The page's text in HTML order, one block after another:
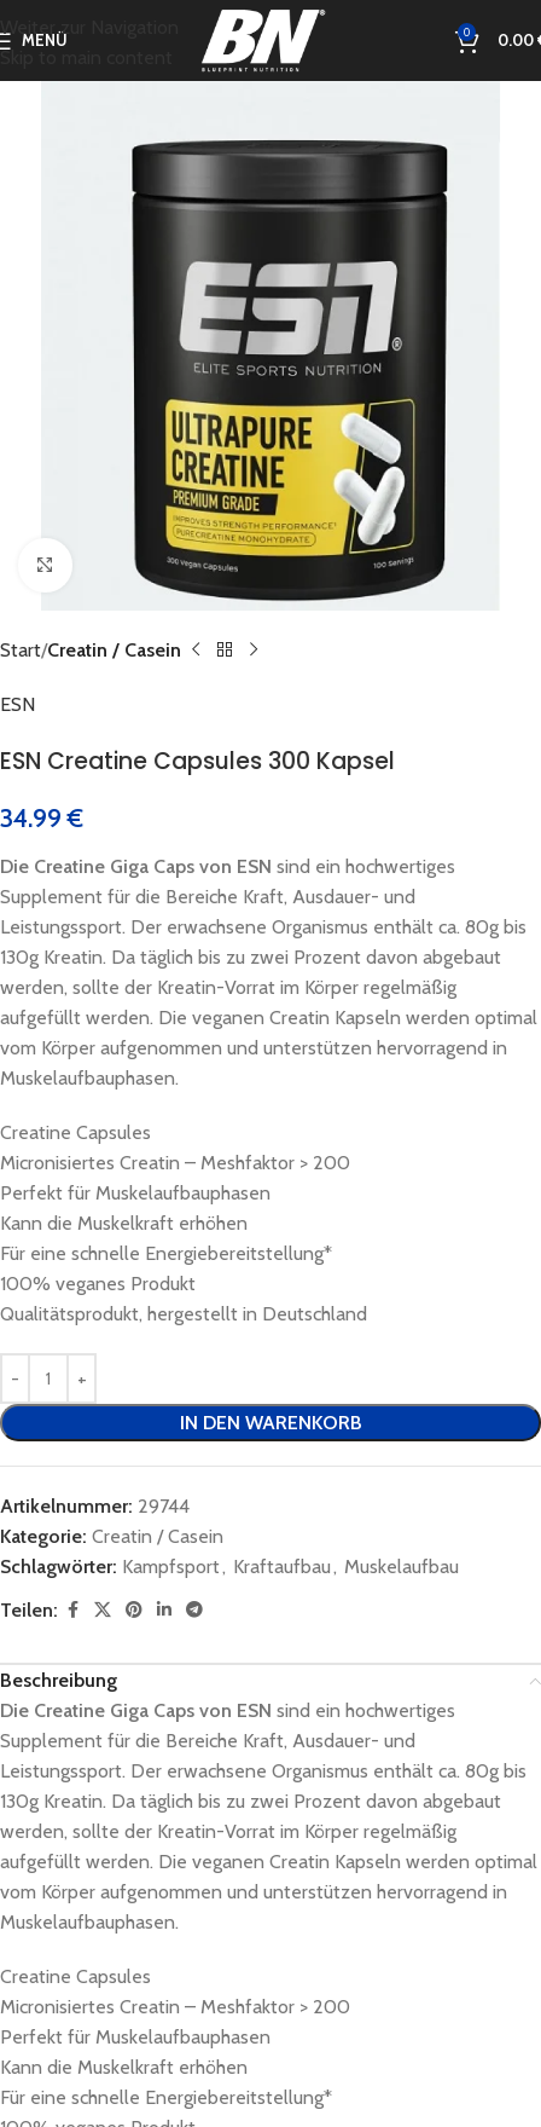
Weiter zur Navigation
Skip to main content
MENÜ 0 0.00
Click to enlarge
Start Creatin / Casein
ESN
ESN Creatine Capsules 300 Kapsel
34.99€
Die Creatine Giga Caps von ESN sind ein hochwertiges
Supplement für die Bereiche Kraft, Ausdauer- und
Leistungssport. Der erwachsene Organismus enthält ca. 80g bis
130g Kreatin. Da täglich bis zu zwei Prozent davon abgebaut
werden, sollte der Kreatin-Vorrat im Körper regelmäßig
aufgefüllt werden. Die veganen Creatin Kapseln werden optimal
vom Körper aufgenommen und unterstützen hervorragend in
Muskelaufbauphasen.
Creatine Capsules
Micronisiertes Creatin – Meshfaktor > 200
Perfekt für Muskelaufbauphasen
Kann die Muskelkraft erhöhen
Für eine schnelle Energiebereitstellung*
100% veganes Produkt
Qualitätsprodukt, hergestellt in Deutschland
IN DEN WARENKORB
Artikelnummer: 29744
Kategorie: Creatin / Casein
Schlagwörter: Kampfsport, Kraftaufbau, Muskelaufbau
Teilen:
Beschreibung
Die Creatine Giga Caps von ESN sind ein hochwertiges
Supplement für die Bereiche Kraft, Ausdauer- und
Leistungssport. Der erwachsene Organismus enthält ca. 80g bis
130g Kreatin. Da täglich bis zu zwei Prozent davon abgebaut
werden, sollte der Kreatin-Vorrat im Körper regelmäßig
aufgefüllt werden. Die veganen Creatin Kapseln werden optimal
vom Körper aufgenommen und unterstützen hervorragend in
Muskelaufbauphasen.
Creatine Capsules
Micronisiertes Creatin – Meshfaktor > 200
Perfekt für Muskelaufbauphasen
Kann die Muskelkraft erhöhen
Für eine schnelle Energiebereitstellung*